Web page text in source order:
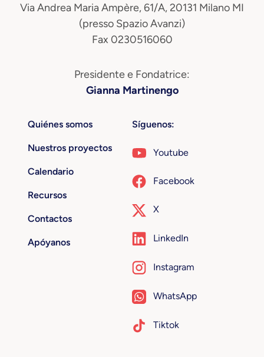
Via Andrea Maria Ampère, 61/A, 20131 Milano MI
(presso Spazio Avanzi)
Fax 0230516060
Presidente e Fondatrice:
Gianna Martinengo
Quiénes somos
Nuestros proyectos
Calendario
Recursos
Contactos
Apóyanos
Síguenos:
Youtube
Facebook
X
LinkedIn
Instagram
WhatsApp
Tiktok